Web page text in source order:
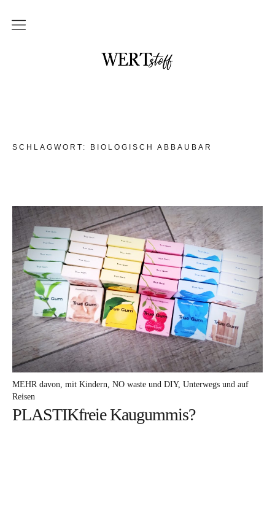
THEMEN
Upcycling
DAS braucht kein Mensch
WERTstoff.shop
DA frag ich nach
MEHR davon
ICH mach mit
WARUM darum
DAS bin ich
SCHLAGWORT: BIOLOGISCH ABBAUBAR
MEHR davon mit Kindern NO waste und DIY Unterwegs und auf
Reisen
PLASTIKfreie Kaugummis?